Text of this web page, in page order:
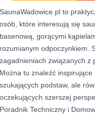
SaunaWadowice.pl to
osób, które interesują się
basenową, gorącymi
rozumianym odpoczynkiem.
zagadnieniach związanych z
Można tu znaleźć
szukających podstaw, ale
oczekujących szerszej
Poradnik Techniczny i